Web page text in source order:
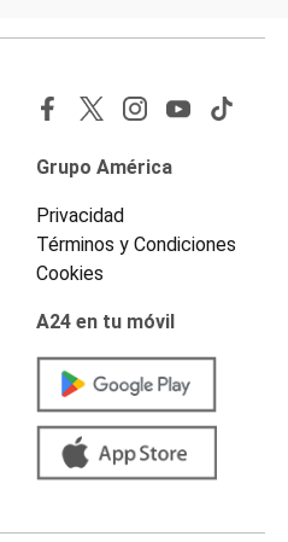
Grupo América
Privacidad
Términos y Condiciones
Cookies
A24 en tu móvil